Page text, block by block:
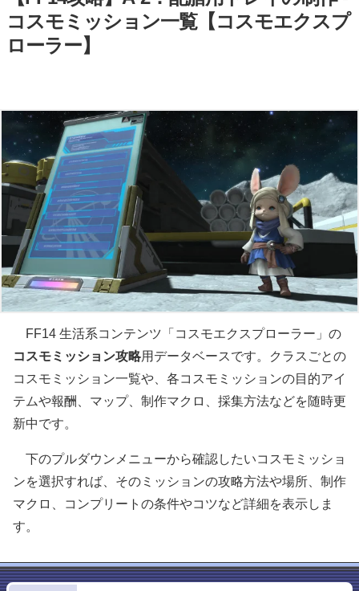
コスモミッション一覧【コスモエクスプ
ローラー】
FF14 生活系コンテンツ「コスモエクスプローラー」の
コスモミッション攻略用データベースです。クラスごとの
コスモミッション一覧や、各コスモミッションの目的アイ
テムや報酬、マップ、制作マクロ、採集方法などを随時更
新中です。
下のプルダウンメニューから確認したいコスモミッショ
ンを選択すれば、そのミッションの攻略方法や場所、制作
マクロ、コンプリートの条件やコツなど詳細を表示しま
す。